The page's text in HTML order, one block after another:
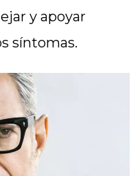
y apoyar
síntomas.